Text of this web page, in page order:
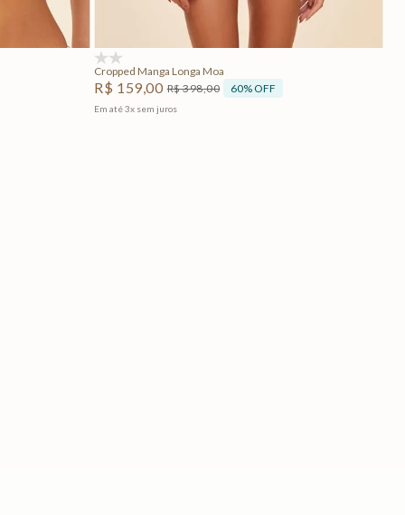
Adicionar na sacola
Cropped Manga Longa Moa
R$ 159,00 R$398,00 60% OFF
Em até3x sem juros